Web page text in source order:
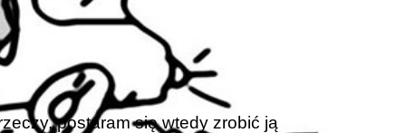
postaram się wtedy zrobić ją